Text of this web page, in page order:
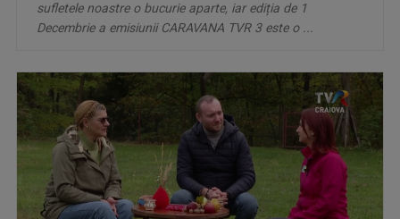
sufletele noastre o bucurie aparte, iar ediția de 1
Decembrie a emisiunii CARAVANA TVR 3 este o ...